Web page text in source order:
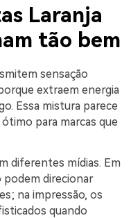
Laranja
tão bem
sensação
extraem energia
Essa mistura parece
para marcas que
diferentes mídias. Em
podem direcionar
na impressão, os
quando